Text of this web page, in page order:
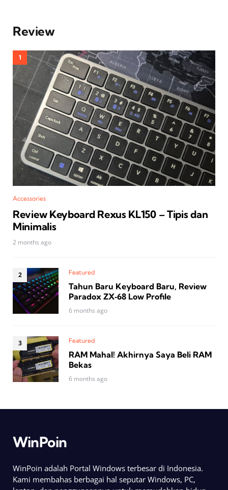
Review
Accessories
Review Keyboard Rexus KL150 – Tipis dan
Minimalis
2 months ago
Featured
Tahun Baru Keyboard Baru, Review
Paradox ZX‑68 Low Profile
6 months ago
Featured
RAM Mahal! Akhirnya Saya Beli RAM
Bekas
6 months ago
WinPoin
WinPoin adalah Portal Windows terbesar di Indonesia.
Kami membahas berbagai hal seputar Windows, PC,